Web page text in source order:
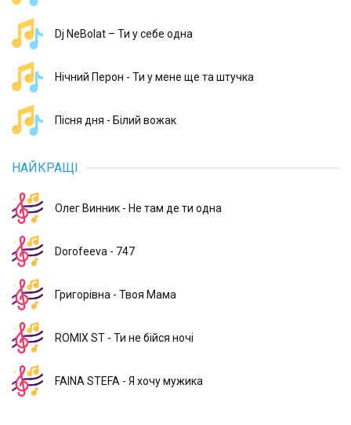
Dj NeBolat – Ти у себе одна
Нічний Перон - Ти у мене ще та штучка
Пісня дня - Білий вожак
НАЙКРАЩІ
Олег Винник - Не там де ти одна
Dorofeeva - 747
Григорівна - Твоя Мама
ROMIX ST - Ти не бійся ночі
FAINA STEFA - Я хочу мужика